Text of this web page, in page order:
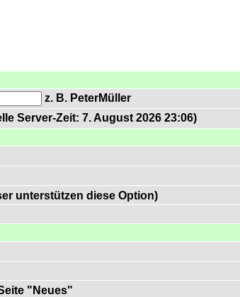
z. B. PeterMüller
Server-Zeit: 7. August 2026 23:06)
unterstützen diese Option)
"Neues"